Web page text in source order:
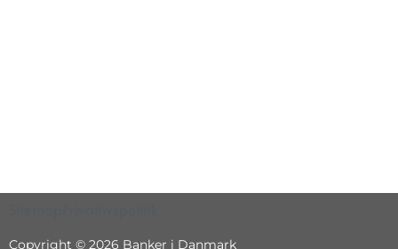
Copyright © 2026 Banker i Danmark